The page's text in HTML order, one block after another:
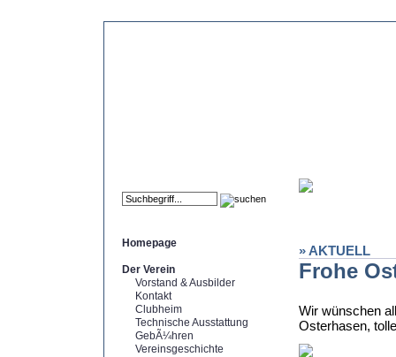
Homepage
Der Verein
Vorstand & Ausbilder
Kontakt
Clubheim
Technische Ausstattung
GebÃ¼hren
Vereinsgeschichte
» AKTUELL
Frohe
Wir wünschen
Osterhasen,